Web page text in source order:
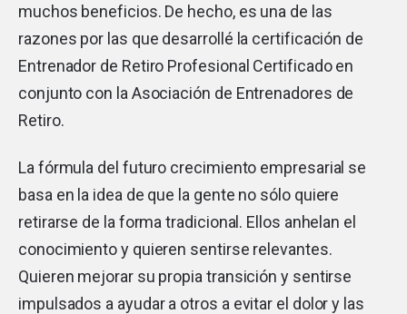
muchos beneficios. De hecho, es una de las
razones por las que desarrollé la certificación de
Entrenador de Retiro Profesional Certificado en
conjunto con la Asociación de Entrenadores de
Retiro.
La fórmula del futuro crecimiento empresarial se
basa en la idea de que la gente no sólo quiere
retirarse de la forma tradicional. Ellos anhelan el
conocimiento y quieren sentirse relevantes.
Quieren mejorar su propia transición y sentirse
impulsados a ayudar a otros a evitar el dolor y las